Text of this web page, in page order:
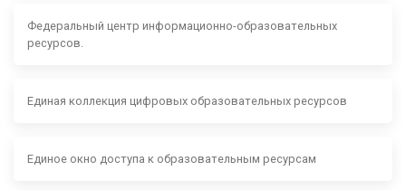
Федеральный центр информационно-образовательных
ресурсов.
Единая коллекция цифровых образовательных ресурсов
Единое окно доступа к образовательным ресурсам